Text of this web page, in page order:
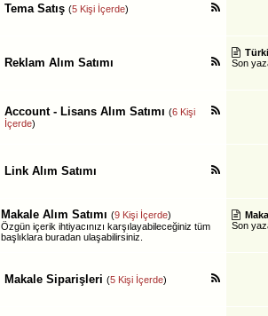
Tema Satış (5 Kişi İçerde)
Reklam Alım Satımı
Son
Account - Lisans Alım Satımı (6 Kişi
İçerde)
Link Alım Satımı
Makale Alım Satımı (9 Kişi İçerde)
Özgün içerik ihtiyacınızı karşılayabileceğiniz tüm
başlıklara buradan ulaşabilirsiniz.
Son
Makale Siparişleri (5 Kişi İçerde)